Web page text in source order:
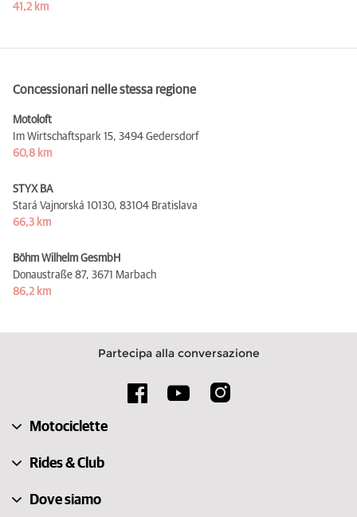
41,2 km
Concessionari nelle stessa regione
Motoloft
Im Wirtschaftspark 15, 3494 Gedersdorf
60,8 km
STYX BA
Stará Vajnorská 10130, 83104 Bratislava
66,3 km
Böhm Wilhelm GesmbH
Donaustraße 87, 3671 Marbach
86,2 km
Partecipa alla conversazione
Motociclette
Rides & Club
Dove siamo